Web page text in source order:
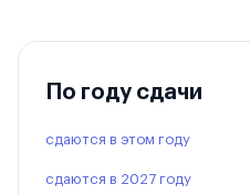
По году сдачи
сдаются в этом году
сдаются в 2027 году